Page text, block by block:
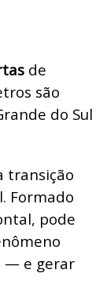
de
são
do Sul
transição
Formado
pode
— e gerar